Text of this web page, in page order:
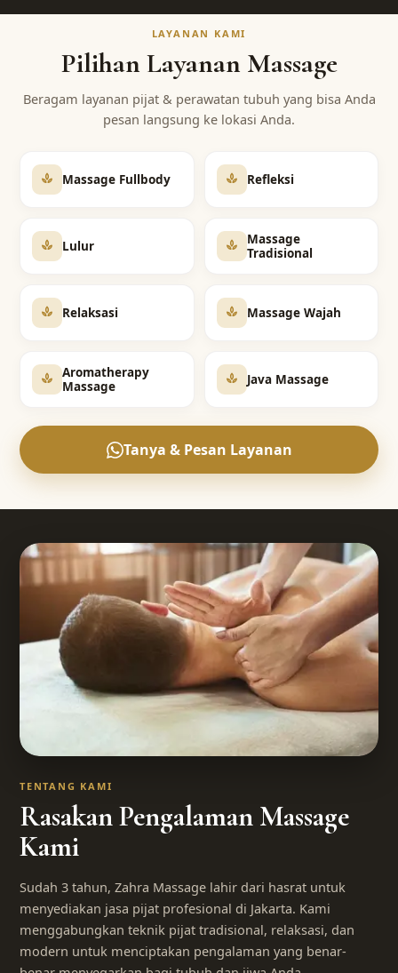
LAYANAN KAMI
Pilihan Layanan Massage
Beragam layanan pijat & perawatan tubuh yang bisa Anda
pesan langsung ke lokasi Anda.
Massage Fullbody Refleksi
Lulur
Massage
Tradisional
Relaksasi Massage Wajah
Aromatherapy
Massage
Java Massage
Tanya & Pesan Layanan
TENTANG KAMI
Rasakan Pengalaman Massage
Kami
Sudah 3 tahun, Zahra Massage lahir dari hasrat untuk
menyediakan jasa pijat profesional di Jakarta. Kami
menggabungkan teknik pijat tradisional, relaksasi, dan
modern untuk menciptakan pengalaman yang benar-